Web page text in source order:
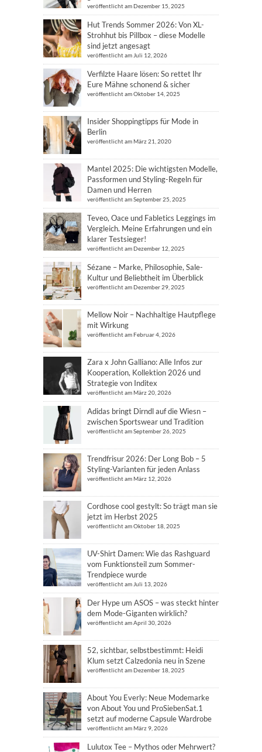
veröffentlicht am Dezember 15, 2025
Hut Trends Sommer 2026: Von XL-
Strohhut bis Pillbox – diese Modelle
sind jetzt angesagt
veröffentlicht am Juli 12, 2026
Verfilzte Haare lösen: So rettet Ihr
Eure Mähne schonend & sicher
veröffentlicht am Oktober 14, 2025
Insider Shoppingtipps für Mode in
Berlin
veröffentlicht am März 21, 2020
Mantel 2025: Die wichtigsten Modelle,
Passformen und Styling-Regeln für
Damen und Herren
veröffentlicht am September 25, 2025
Teveo, Oace und Fabletics Leggings im
Vergleich. Meine Erfahrungen und ein
klarer Testsieger!
veröffentlicht am Dezember 12, 2025
Sézane – Marke, Philosophie, Sale-
Kultur und Beliebtheit im Überblick
veröffentlicht am Dezember 29, 2025
Mellow Noir – Nachhaltige Hautpflege
mit Wirkung
veröffentlicht am Februar 4, 2026
Zara x John Galliano: Alle Infos zur
Kooperation, Kollektion 2026 und
Strategie von Inditex
veröffentlicht am März 20, 2026
Adidas bringt Dirndl auf die Wiesn –
zwischen Sportswear und Tradition
veröffentlicht am September 26, 2025
Trendfrisur 2026: Der Long Bob – 5
Styling-Varianten für jeden Anlass
veröffentlicht am März 12, 2026
Cordhose cool gestylt: So trägt man sie
jetzt im Herbst 2025
veröffentlicht am Oktober 18, 2025
UV-Shirt Damen: Wie das Rashguard
vom Funktionsteil zum Sommer-
Trendpiece wurde
veröffentlicht am Juli 13, 2026
Der Hype um ASOS – was steckt hinter
dem Mode-Giganten wirklich?
veröffentlicht am April 30, 2026
52, sichtbar, selbstbestimmt: Heidi
Klum setzt Calzedonia neu in Szene
veröffentlicht am Dezember 18, 2025
About You Everly: Neue Modemarke
von About You und ProSiebenSat.1
setzt auf moderne Capsule Wardrobe
veröffentlicht am März 9, 2026
Lulutox Tee – Mythos oder Mehrwert?